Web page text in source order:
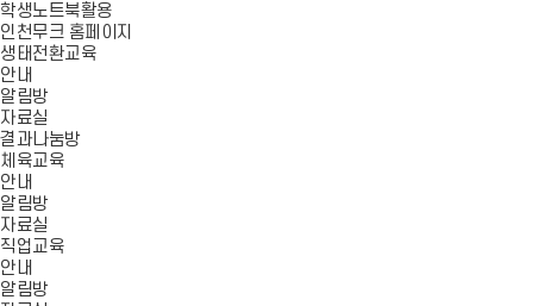
학생노트북활용
인천무크 홈페이지
생태전환교육
안내
알림방
자료실
결과나눔방
체육교육
안내
알림방
자료실
직업교육
안내
알림방